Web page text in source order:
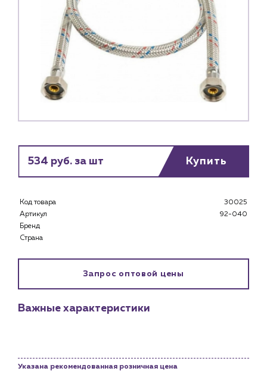
Монтажным бригадам
История компании
534 руб. за шт Купить
Код товара
30025
Артикул
92-040
Бренд
Страна
Запрос оптовой цены
Важные характеристики
Указана рекомендованная розничная цена